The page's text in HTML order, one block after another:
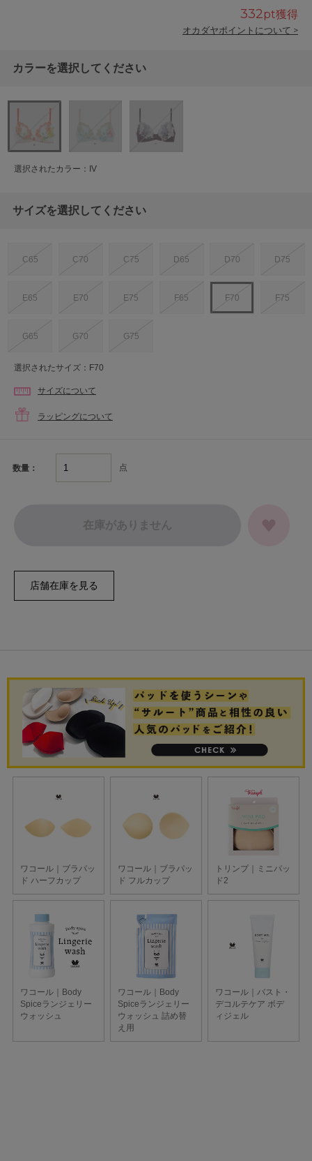
332pt獲得
オカダヤポイントについて >
カラーを選択してください
選択されたカラー：IV
サイズを選択してください
C65 C70 C75 D65 D70 D75
E65 E70 E75 F65 F70 F75
G65 G70 G75
選択されたサイズ：F70
サイズについて
ラッピングについて
数量： 点
在庫がありません